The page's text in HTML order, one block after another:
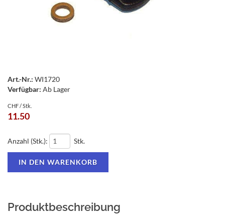
Art.-Nr.: WI1720
Verfügbar: Ab Lager
CHF / Stk.
11.50
Anzahl (Stk.): Stk.
Produktbeschreibung